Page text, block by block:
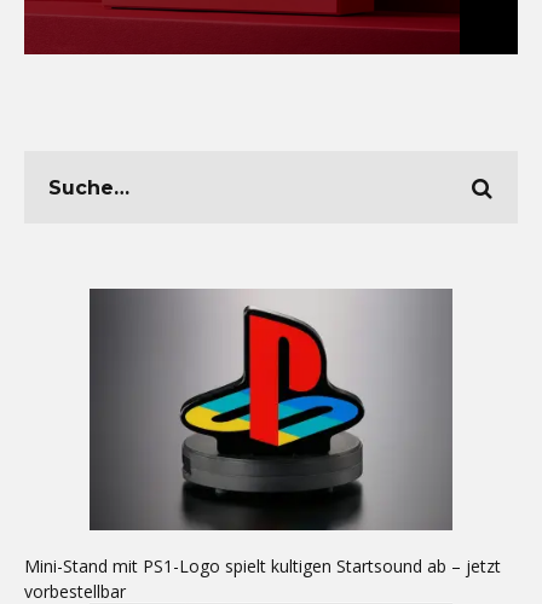
Mini-Stand mit PS1-Logo spielt kultigen Startsound ab – jetzt
vorbestellbar